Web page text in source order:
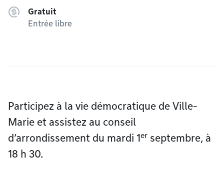
Gratuit
Entrée libre
Participez à la vie démocratique de Ville-
Marie et assistez au conseil
d’arrondissement du mardi 1er septembre, à
18 h 30.